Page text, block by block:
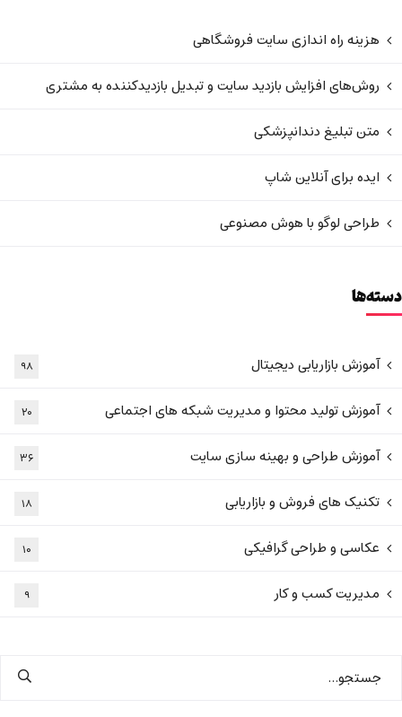
هزینه راه اندازی سایت فروشگاهی
روش‌های افزایش بازدید سایت و تبدیل بازدیدکننده به مشتری
متن تبلیغ دندانپزشکی
ایده برای آنلاین شاپ
طراحی لوگو با هوش مصنوعی
دسته‌ها
آموزش بازاریابی دیجیتال ۹۸
آموزش تولید محتوا و مدیریت شبکه های اجتماعی ۲۰
آموزش طراحی و بهینه سازی سایت ۳۶
تکنیک های فروش و بازاریابی ۱۸
عکاسی و طراحی گرافیکی ۱۰
مدیریت کسب و کار ۹